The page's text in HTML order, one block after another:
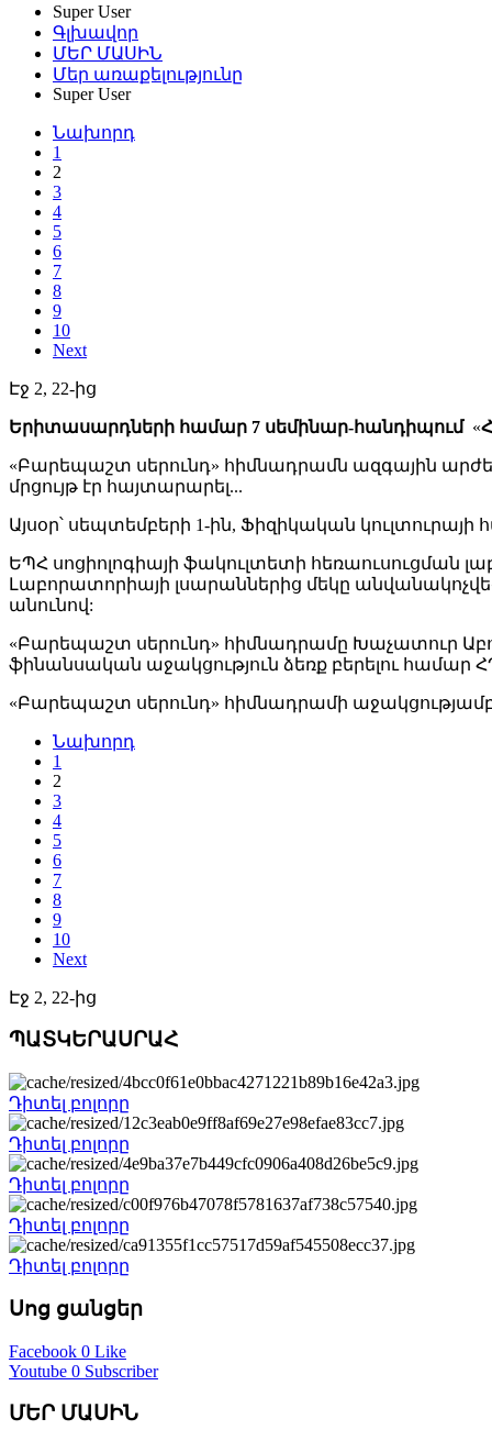
Super User
Գլխավոր
ՄԵՐ ՄԱՍԻՆ
Մեր առաքելությունը
Super User
Նախորդ
1
2
3
4
5
6
7
8
9
10
Next
Էջ 2, 22-ից
Երիտասարդների համար 7 սեմինար-հանդիպում «
«Բարեպաշտ սերունդ» հիմնադրամն ազգային
մրցույթ էր հայտարարել...
Այսօր՝ սեպտեմբերի 1-ին, Ֆիզիկական
ԵՊՀ սոցիոլոգիայի ֆակուլտետի հեռաուսուցման
Լաբորատորիայի լսարաններից մեկը
անունով:
«Բարեպաշտ սերունդ» հիմնադրամը Խաչատուր
ֆինանսական աջակցություն ձեռք բերելու
«Բարեպաշտ սերունդ» հիմնադրամի
Նախորդ
1
2
3
4
5
6
7
8
9
10
Next
Էջ 2, 22-ից
ՊԱՏԿԵՐԱՍՐԱՀ
Դիտել բոլորը
Դիտել բոլորը
Դիտել բոլորը
Դիտել բոլորը
Դիտել բոլորը
Սոց ցանցեր
Facebook 0 Like
Youtube 0 Subscriber
ՄԵՐ ՄԱՍԻՆ